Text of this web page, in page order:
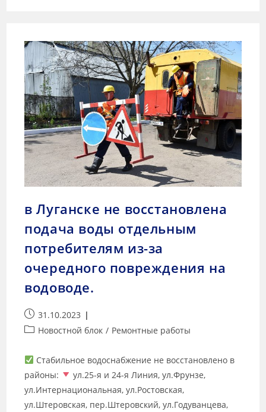
в Луганске не восстановлена
подача воды отдельным
потребителям из-за
очередного повреждения на
водоводе.
31.10.2023
Новостной блок / Ремонтные работы
Стабильное водоснабжение не восстановлено в
районы:
ул.25-я и 24-я Линия, ул.Фрунзе,
ул.Интернациональная, ул.Ростовская,
ул.Штеровская, пер.Штеровский, ул.Годуванцева,